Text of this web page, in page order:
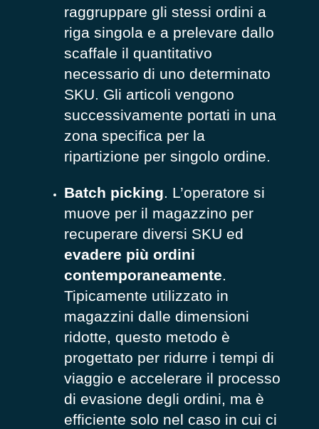
raggruppare gli stessi ordini a
riga singola e a prelevare dallo
scaffale il quantitativo
necessario di uno determinato
SKU. Gli articoli vengono
successivamente portati in una
zona specifica per la
ripartizione per singolo ordine.
Batch picking. L’operatore si
muove per il magazzino per
recuperare diversi SKU ed
evadere più ordini
contemporaneamente.
Tipicamente utilizzato in
magazzini dalle dimensioni
ridotte, questo metodo è
progettato per ridurre i tempi di
viaggio e accelerare il processo
di evasione degli ordini, ma è
efficiente solo nel caso in cui ci